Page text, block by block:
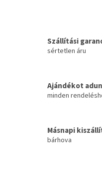
Szállítási
sértetlen áru
Ajándékot
minden
Másnapi
bárhova